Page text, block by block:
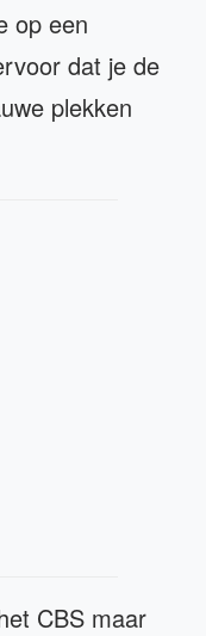
op een
dat je de
plekken
CBS maar